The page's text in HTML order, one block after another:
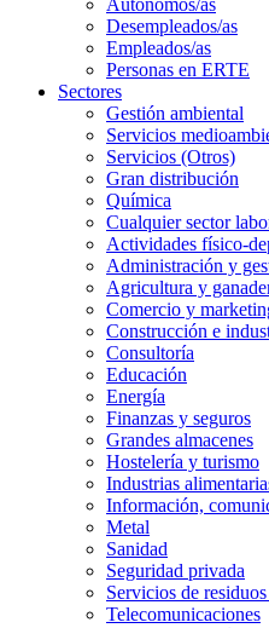
Autónomos/as
Desempleados/as
Empleados/as
Personas en ERTE
Sectores
Gestión ambiental
Servicios
Servicios (Otros)
Gran distribución
Química
Cualquier sector
Actividades físico-
Administración y
Agricultura y
Comercio y
Construcción e
Consultoría
Educación
Energía
Finanzas y seguros
Grandes almacenes
Hostelería y turismo
Industrias
Información,
Metal
Sanidad
Seguridad privada
Servicios de
Telecomunicaciones